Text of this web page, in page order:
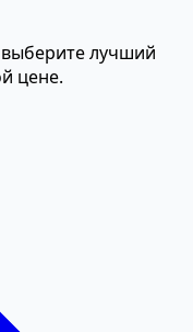
лучший
цене.